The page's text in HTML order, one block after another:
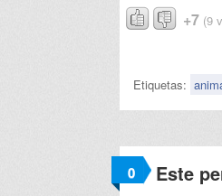
+7 (9
Etiquetas:
0 Este